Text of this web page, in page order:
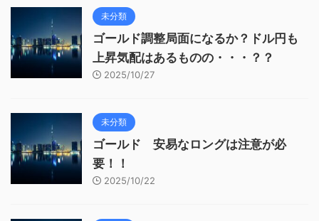
未分類
ゴールド調整局面になるか？ドル円も
上昇気配はあるものの・・・？？
2025/10/27
未分類
ゴールド 安易なロングは注意が必
要！！
2025/10/22